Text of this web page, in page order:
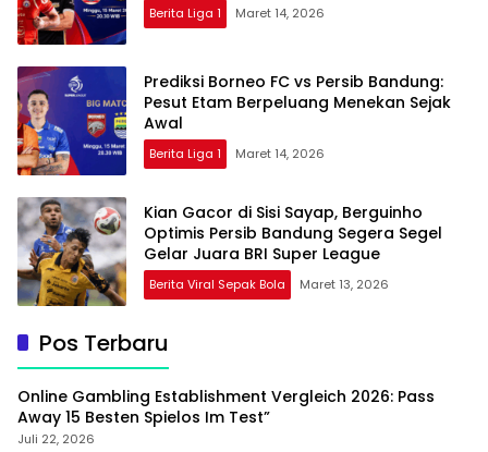
Berita Liga 1 Maret 14, 2026
Prediksi Borneo FC vs Persib Bandung:
Pesut Etam Berpeluang Menekan Sejak
Awal
Berita Liga 1 Maret 14, 2026
Kian Gacor di Sisi Sayap, Berguinho
Optimis Persib Bandung Segera Segel
Gelar Juara BRI Super League
Berita Viral Sepak Bola Maret 13, 2026
Pos Terbaru
Online Gambling Establishment Vergleich 2026: Pass
Away 15 Besten Spielos Im Test”
Juli 22, 2026